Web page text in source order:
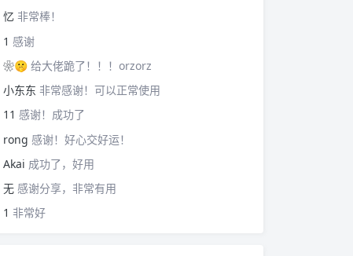
忆 非常棒！
1 感谢
❀🤫 给大佬跪了！！！orzorz
小东东 非常感谢！可以正常使用
11 感谢！成功了
rong 感谢！好心交好运！
Akai 成功了，好用
无 感谢分享，非常有用
1 非常好